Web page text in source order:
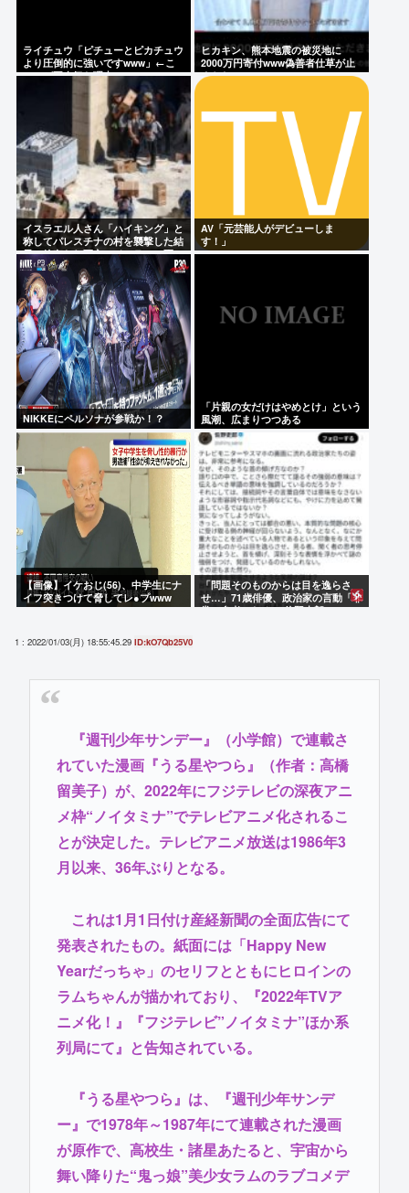
ライチュウ「ピチューとピカチュウ
より圧倒的に強いですwww」←こ
いつが不人気な理由
ヒカキン、熊本地震の被災地に
2000万円寄付www偽善者仕草が止
まらないwww
イスラエル人さん「ハイキング」と
称してパレスチナの村を襲撃した結
果、銃奪われ死亡。イスラエル軍
「村民はテロリスト！」
AV「元芸能人がデビューしま
す！」
NIKKEにペルソナが参戦か！？
「片親の女だけはやめとけ」という
風潮、広まりつつある
【画像】イケおじ(56)、中学生にナ
イフ突きつけて脅してレ●プwww
「問題そのものからは目を逸らさ
せ…」71歳俳優、政治家の言動「非
常に参考になる」 佐野史郎
1 : 2022/01/03(月) 18:55:45.29 ID:kO7Qb25V0
『週刊少年サンデー』（小学館）で連載さ
れていた漫画『うる星やつら』（作者：高橋
留美子）が、2022年にフジテレビの深夜アニ
メ枠“ノイタミナ”でテレビアニメ化されるこ
とが決定した。テレビアニメ放送は1986年3
月以来、36年ぶりとなる。
これは1月1日付け産経新聞の全面広告にて
発表されたもの。紙面には「Happy New
Yearだっちゃ」のセリフとともにヒロインの
ラムちゃんが描かれており、『2022年TVア
ニメ化！』『フジテレビ”ノイタミナ”ほか系
列局にて』と告知されている。
『うる星やつら』は、『週刊少年サンデ
ー』で1978年～1987年にて連載された漫画
が原作で、高校生・諸星あたると、宇宙から
舞い降りた“鬼っ娘”美少女ラムのラブコメデ